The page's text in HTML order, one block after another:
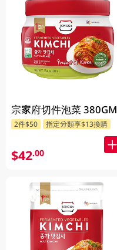
宗家府切件泡菜 380GM
2件$50 指定分類享$13換購
$42.00